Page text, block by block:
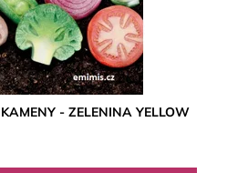
- ZELENINA YELLOW